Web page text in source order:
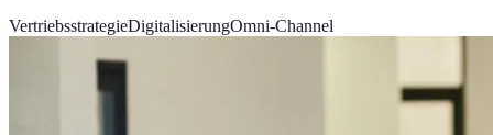
VertriebsstrategieDigitalisierungOmni-Channel